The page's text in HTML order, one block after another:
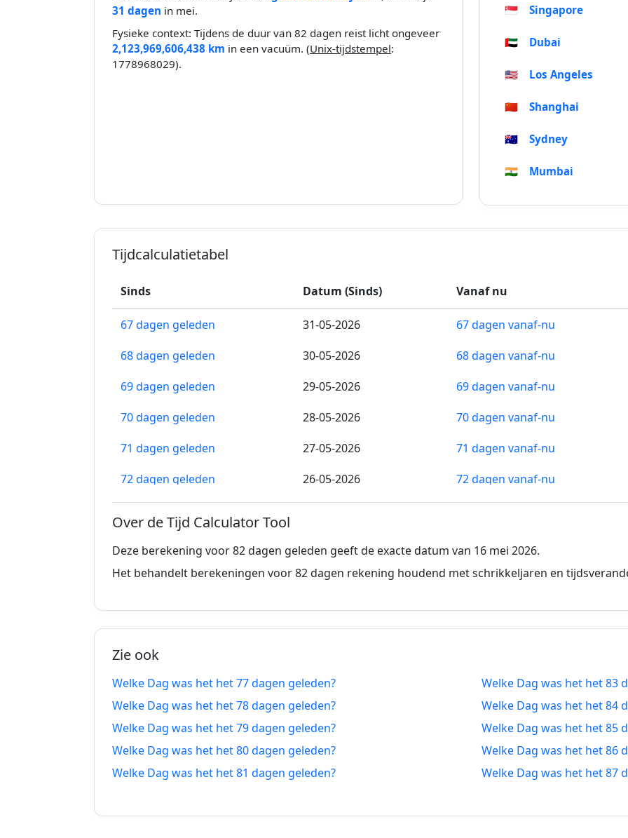
31 dagen in mei.
Fysieke context: Tijdens de duur van 82 dagen reist licht ongeveer
2,123,969,606,438 km in een vacuüm. (Unix-tijdstempel:
1778968029).
🇸🇬 Singapore
🇦🇪 Dubai
🇺🇸 Los Angeles
🇨🇳 Shanghai
🇦🇺 Sydney
🇮🇳 Mumbai
Tijdcalculatietabel
Sinds Datum (Sinds) Vanaf nu
67 dagen geleden 31-05-2026
67 dagen vanaf-nu
68 dagen geleden
30-05-2026
68 dagen vanaf-nu
69 dagen geleden
29-05-2026
69 dagen vanaf-nu
70 dagen geleden
28-05-2026
70 dagen vanaf-nu
71 dagen geleden
27-05-2026
71 dagen vanaf-nu
72 dagen geleden
26-05-2026
72 dagen vanaf-nu
75 dagen geleden
23-05-2026
75 dagen vanaf-nu
77 dagen geleden
21-05-2026
77 dagen vanaf-nu
78 dagen geleden
79 dagen geleden
79 dagen vanaf-nu
80 dagen geleden
18-05-2026
80 dagen vanaf-nu
81 dagen geleden
17-05-2026
81 dagen vanaf-nu
83 dagen geleden
15-05-2026
83 dagen vanaf-nu
Over de Tijd Calculator Tool
Deze berekening voor 82 dagen geleden geeft de exacte datum van 16 mei 2026.
Het behandelt berekeningen voor 82 dagen rekening houdend met schrikkeljaren en
Zie ook
Welke Dag was het het 77 dagen geleden?
Welke Dag was het het 78 dagen geleden?
Welke Dag was het het 79 dagen geleden?
Welke Dag was het het 80 dagen geleden?
Welke Dag was het het 81 dagen geleden?
Welke Dag was het het 83
Welke Dag was het het 84
Welke Dag was het het 85
Welke Dag was het het 86
Welke Dag was het het 87